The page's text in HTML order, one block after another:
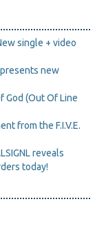
single + video
presents new
God (Out Of Line
from the F.I.V.E.
reveals
today!